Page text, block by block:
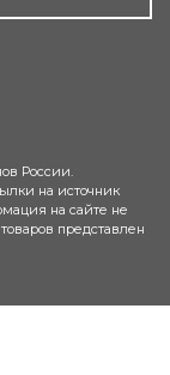
России.
на источник
на сайте не
представлен